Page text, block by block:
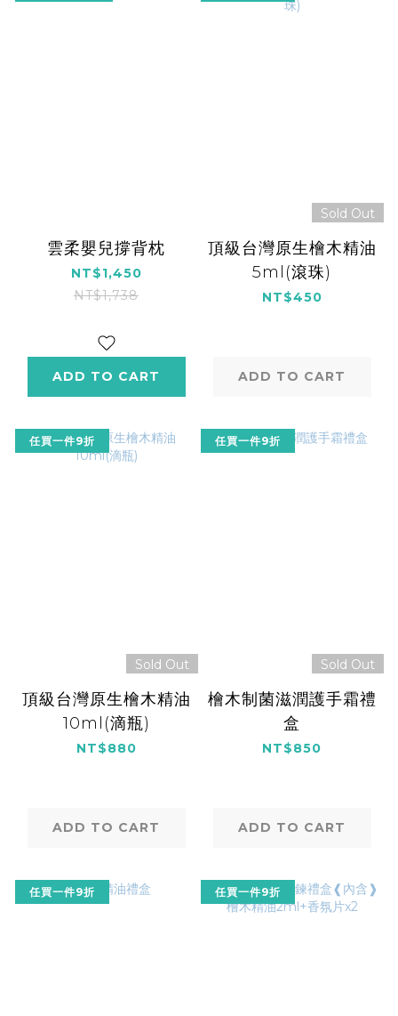
雲柔嬰兒撐背枕
NT$1,450
NT$1,738
ADD TO CART
Sold Out
頂級台灣原生檜木精油
5ml(滾珠)
NT$450
ADD TO CART
任買一件9折
Sold Out
頂級台灣原生檜木精油
10ml(滴瓶)
NT$880
ADD TO CART
任買一件9折
Sold Out
檜木制菌滋潤護手霜禮
盒
NT$850
ADD TO CART
任買一件9折 任買一件9折